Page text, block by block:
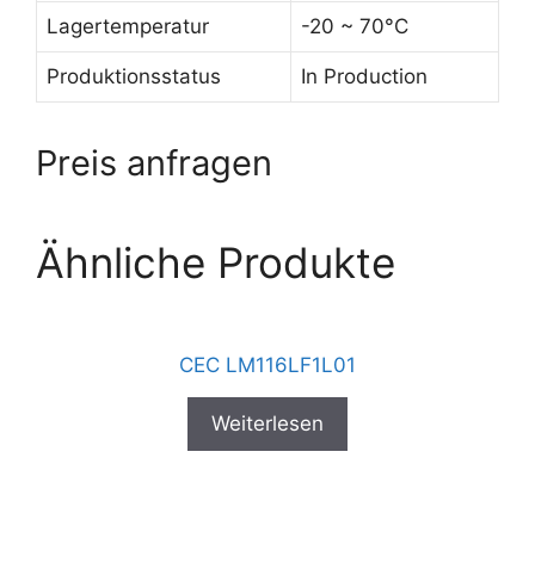
Lagertemperatur -20 ~ 70°C
Produktionsstatus In Production
Preis anfragen
Ähnliche Produkte
CEC LM116LF1L01
Weiterlesen